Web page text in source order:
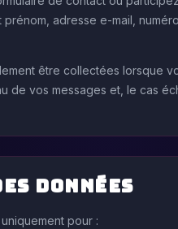
prénom, adresse e-mail,
être collectées lorsque
de vos messages et, le cas
données
pour :